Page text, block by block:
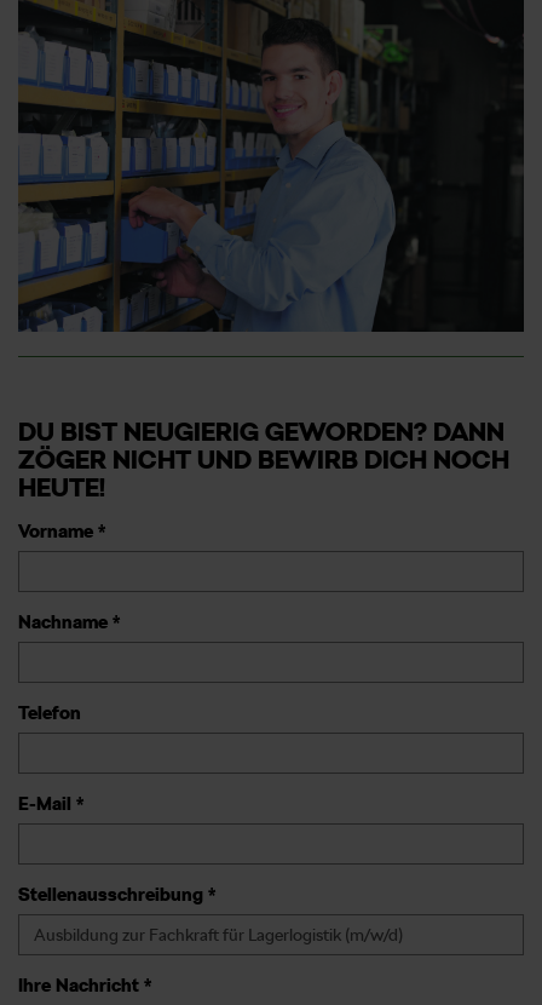
DU BIST NEUGIERIG GEWORDEN? DANN
ZÖGER NICHT UND BEWIRB DICH NOCH
HEUTE!
Vorname *
Nachname *
Telefon
E-Mail *
Stellenausschreibung *
Ihre Nachricht *